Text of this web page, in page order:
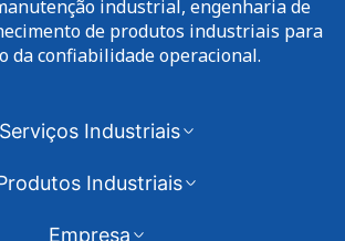
industrial, engenharia de
de produtos industriais para
da confiabilidade operacional.
Serviços Industriais
Industriais
Empresa